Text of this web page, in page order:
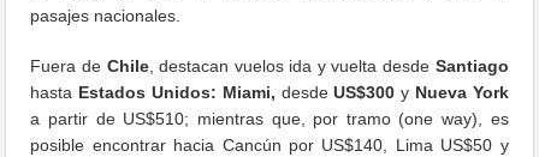
pasajes nacionales.
Fuera de Chile, destacan vuelos ida y vuelta desde Santiago
hasta Estados Unidos: Miami, desdeUS$300y Nueva York
a partir de US$510; mientras que, por tramo (one way), es
posible encontrar hacia Cancún por US$140, Lima US$50 y